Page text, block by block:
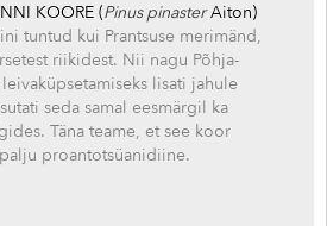
KOORE (Pinus pinasterAiton)
tuntud kui Prantsuse merimänd,
riikidest. Nii nagu Põhja-
lisati jahule
seda samal eesmärgil ka
Täna teame, et see koor
proantotsüanidiine.